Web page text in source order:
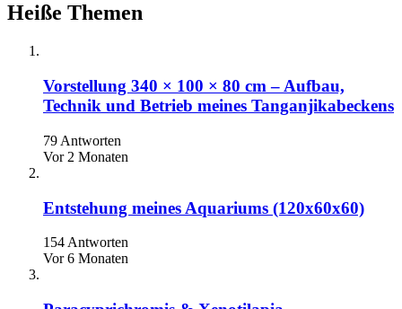
Heiße Themen
Vorstellung 340 × 100 × 80 cm – Aufbau,
Technik und Betrieb meines Tanganjikabeckens
79 Antworten
Vor 2 Monaten
Entstehung meines Aquariums (120x60x60)
154 Antworten
Vor 6 Monaten